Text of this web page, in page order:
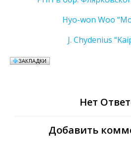
Hyo-won Woo
J. Chydenius
Нет
Добавить